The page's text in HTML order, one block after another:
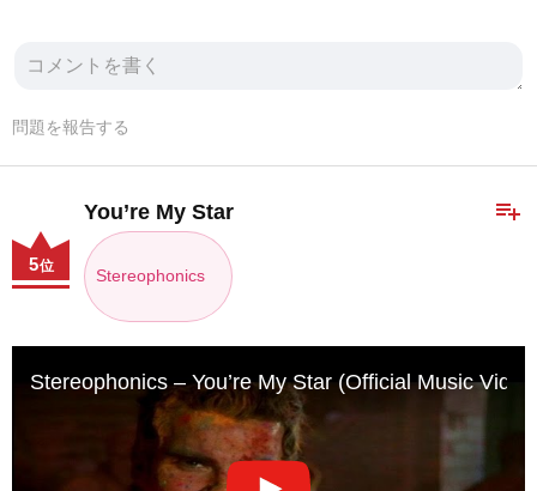
問題を報告する
playlist_add
You’re My Star
Stereophonics
5位
Stereophonics – You’re My Star (Official Music